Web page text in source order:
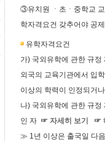
③유치원 ㆍ초ㆍ중학교
학자격요건 갖추어야 공제
유학자격요건
가) 국외유학에 관한 규
외국의 교육기관에서 입
이상의 학력이 인정되거
나) 국외유학에 관한 규
인 자 ☞ 자세히 보기
☞
≫ 1년 이상은 출국일 다